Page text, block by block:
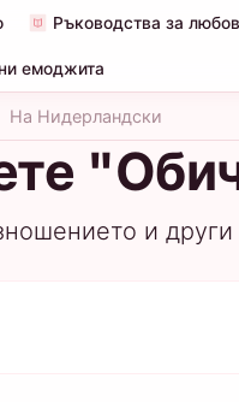
Ръководства за любов
емоджита
На Нидерландски
и